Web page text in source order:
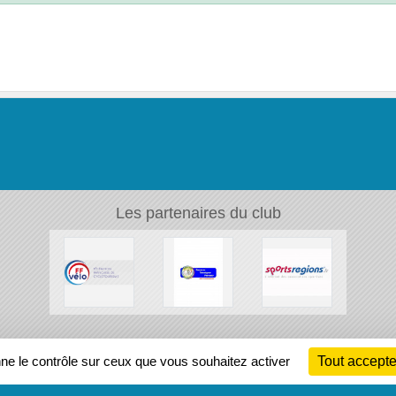
Les partenaires du club
le contrôle sur ceux que vous souhaitez activer Tout